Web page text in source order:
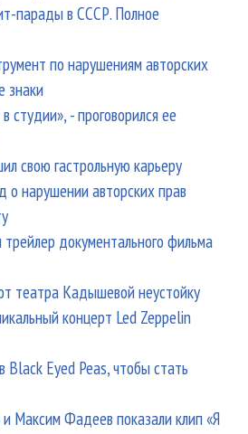
парады в СССР. Полное
по нарушениям авторских
знаки
студии», - проговорился ее
свою гастрольную карьеру
о нарушении авторских прав
трейлер документального фильма
театра Кадышевой неустойку
концерт Led Zeppelin
Black Eyed Peas, чтобы стать
Максим Фадеев показали клип «Я